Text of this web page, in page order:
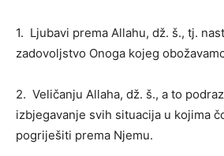
1. Ljubavi prema Allahu, dž. š., tj.
zadovoljstvo Onoga kojeg
2. Veličanju Allaha, dž. š., a to
izbjegavanje svih situacija u kojima
pogriješiti prema Njemu.